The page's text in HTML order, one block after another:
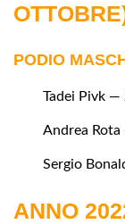
PODIO
Tadei Pivk —
Andrea Rota
Sergio
ANNO